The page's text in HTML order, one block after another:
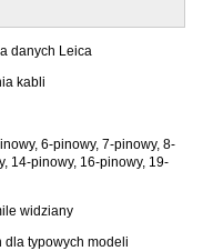
danych Leica
kabli
6-pinowy, 7-pinowy, 8-
14-pinowy, 16-pinowy, 19-
widziany
dla typowych modeli